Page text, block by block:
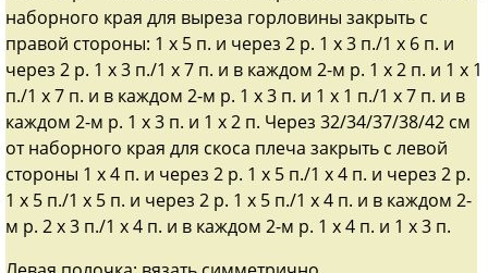
наборного края для выреза горловины закрыть с
правой стороны: 1 х 5 п. и через 2 р. 1 х 3 п./1 х 6 п. и
через 2 р. 1 х 3 п./1 х 7 п. и в каждом 2-м р. 1 х 2 п. и 1 х 1
п./1 х 7 п. и в каждом 2-м р. 1 х 3 п. и 1 х 1 п./1 х 7 п. и в
каждом 2-м р. 1 х 3 п. и 1 х 2 п. Через 32/34/37/38/42 см
от наборного края для скоса плеча закрыть с левой
стороны 1 х 4 п. и через 2 р. 1 х 5 п./1 х 4 п. и через 2 р.
1 х 5 п./1 х 5 п. и через 2 р. 1 х 5 п./1 х 4 п. и в каждом 2-
м р. 2 х 3 п./1 х 4 п. и в каждом 2-м р. 1 х 4 п. и 1 х 3 п.